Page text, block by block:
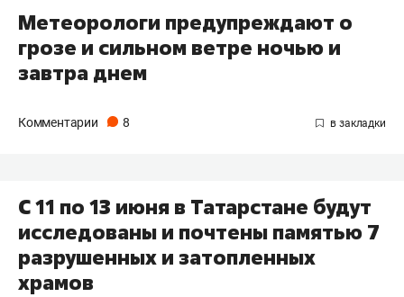
Метеорологи предупреждают о
грозе и сильном ветре ночью и
завтра днем
Комментарии 8
С 11 по 13 июня в Татарстане будут
исследованы и почтены памятью 7
разрушенных и затопленных
храмов